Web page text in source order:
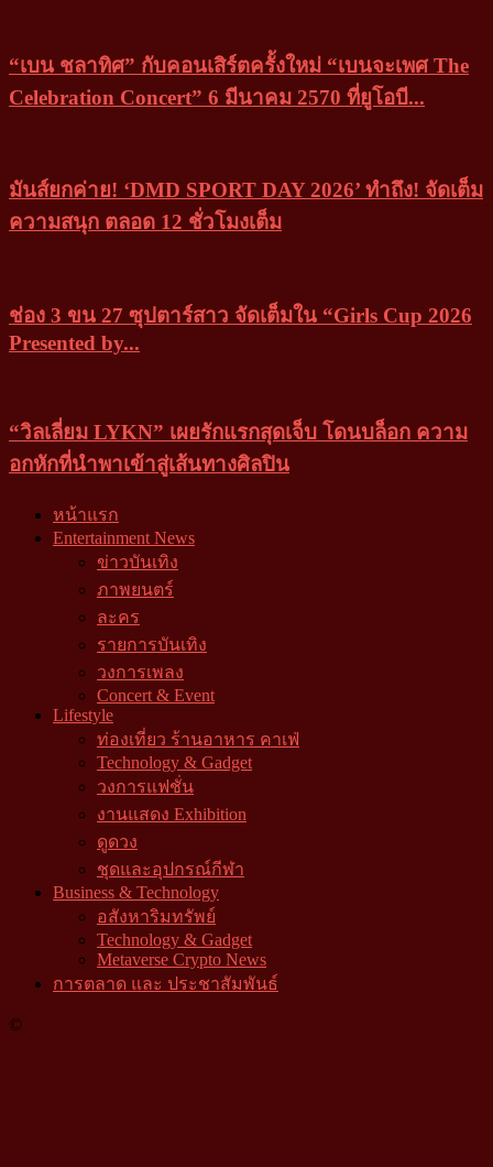
“เบน ชลาทิศ” กับคอนเสิร์ตครั้งใหม่ “เบนจะเพศ The
Celebration Concert” 6 มีนาคม 2570 ที่ยูโอบี...
มันส์ยกค่าย! ‘DMD SPORT DAY 2026’ ทำถึง! จัดเต็ม
ความสนุก ตลอด 12 ชั่วโมงเต็ม
ช่อง 3 ขน 27 ซุปตาร์สาว จัดเต็มใน “Girls Cup 2026
Presented by...
“วิลเลี่ยม LYKN” เผยรักแรกสุดเจ็บ โดนบล็อก ความ
อกหักที่นำพาเข้าสู่เส้นทางศิลปิน
หน้าแรก
Entertainment News
ข่าวบันเทิง
ภาพยนตร์
ละคร
รายการบันเทิง
วงการเพลง
Concert & Event
Lifestyle
ท่องเที่ยว ร้านอาหาร คาเฟ่
Technology & Gadget
วงการแฟชั่น
งานแสดง Exhibition
ดูดวง
ชุดและอุปกรณ์กีฬา
Business & Technology
อสังหาริมทรัพย์
Technology & Gadget
Metaverse Crypto News
การตลาด และ ประชาสัมพันธ์
©